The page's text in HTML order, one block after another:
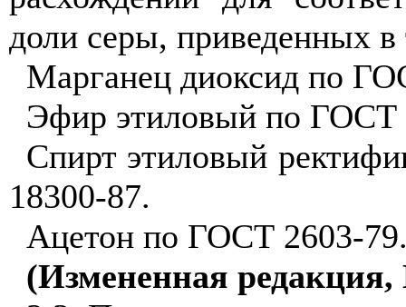
доли серы, приведенных
Марганец диоксид по
Эфир этиловый по ГОСТ
Спирт этиловый
18300-87.
Ацетон по ГОСТ 2603-
(Измененная